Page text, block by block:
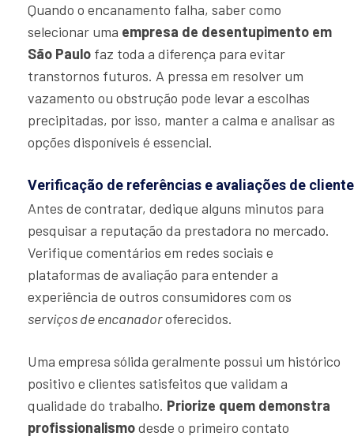
Quando o encanamento falha, saber como
selecionar uma empresa de desentupimento em
São Paulo faz toda a diferença para evitar
transtornos futuros. A pressa em resolver um
vazamento ou obstrução pode levar a escolhas
precipitadas, por isso, manter a calma e analisar as
opções disponíveis é essencial.
Verificação de referências e avaliações de
Antes de contratar, dedique alguns minutos para
pesquisar a reputação da prestadora no mercado.
Verifique comentários em redes sociais e
plataformas de avaliação para entender a
experiência de outros consumidores com os
serviços de encanadoroferecidos.
Uma empresa sólida geralmente possui um histórico
positivo e clientes satisfeitos que validam a
qualidade do trabalho. Priorize quem demonstra
profissionalismodesde o primeiro contato